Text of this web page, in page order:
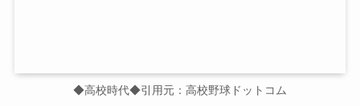
◆高校時代◆引用元：高校野球ドットコム